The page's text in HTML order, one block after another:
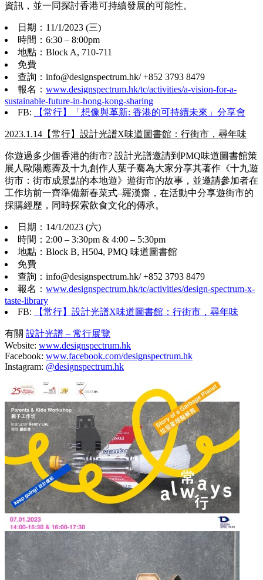
資訊，並一同探討香港可持續發展的可能性。
日期：11/1/2023 (三)
時間：6:30 – 8:00pm
地點：Block A, 710-711
免費
查詢：info@designspectrum.hk/ +852 3793 8479
報名： www.designspectrum.hk/tc/activities/a-vision-for-a-
sustainable-future-in-hong-kong-sharing
FB:
【常行】「想像與革新: 香港的可持續未來」分享會
2023.1.14【常行】設計光譜X味道圖書館：行街市，尋年味
你遊過多少個香港的街市? 設計光譜邀請到PMQ味道圖書館策
展人歐陽應霽及十九創作人葉⼦騫為大家分享其著作《十九遊
街市：街市成景點的本地遊》遊街市的故事，並邀請參加者在
工作坊前一齊準備新春菜式–羅漢齋，在活動中分享遊街市的
採購經歷，同時探索飲食文化的傳承。
日期：14/1/2023 (六)
時間：2:00 – 3:30pm & 4:00 – 5:30pm
地點：Block B, H504, PMQ 味道圖書館
免費
查詢：info@designspectrum.hk/ +852 3793 8479
報名： www.designspectrum.hk/tc/activities/design-spectrum-x-
taste-library
FB:
【常行】設計光譜X味道圖書館：行街市，尋年味
有關 設計光譜 – 常行展覽
Website: www.designspectrum.hk
Facebook: www.facebook.com/designspectrum.hk
Instagram: @designspectrum.hk